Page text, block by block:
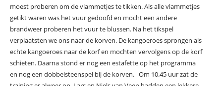
moest proberen om de vlammetjes te tikken. Als alle vlammetjes
getikt waren was het vuur gedoofd en mocht een andere
brandweer proberen het vuur te blussen. Na het tikspel
verplaatsten we ons naar de korven. De kangoeroes sprongen als
echte kangoeroes naar de korf en mochten vervolgens op de korf
schieten. Daarna stond er nog een estafette op het programma
en nog een dobbelsteenspel bij de korven. Om 10.45 uur zat de